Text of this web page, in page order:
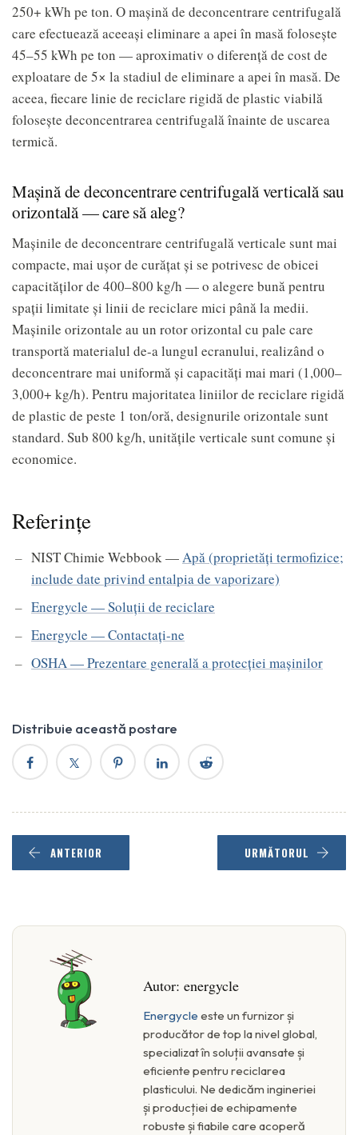
250+ kWh pe ton. O mașină de deconcentrare centrifugală
care efectuează aceeași eliminare a apei în masă folosește
45–55 kWh pe ton — aproximativ o diferență de cost de
exploatare de 5× la stadiul de eliminare a apei în masă. De
aceea, fiecare linie de reciclare rigidă de plastic viabilă
folosește deconcentrarea centrifugală înainte de uscarea
termică.
Mașină de deconcentrare centrifugală verticală sau
orizontală — care să aleg?
Mașinile de deconcentrare centrifugală verticale sunt mai
compacte, mai ușor de curățat și se potrivesc de obicei
capacităților de 400–800 kg/h — o alegere bună pentru
spații limitate și linii de reciclare mici până la medii.
Mașinile orizontale au un rotor orizontal cu pale care
transportă materialul de-a lungul ecranului, realizând o
deconcentrare mai uniformă și capacități mai mari (1,000–
3,000+ kg/h). Pentru majoritatea liniilor de reciclare rigidă
de plastic de peste 1 ton/oră, designurile orizontale sunt
standard. Sub 800 kg/h, unitățile verticale sunt comune și
economice.
Referințe
NIST Chimie Webbook — Apă (proprietăți termofizice;
include date privind entalpia de vaporizare)
Energycle — Soluții de reciclare
Energycle — Contactați-ne
OSHA — Prezentare generală a protecției mașinilor
Distribuie această postare
ANTERIOR URMĂTORUL
Autor: energycle
Energycle este un furnizor și
producător de top la nivel global,
specializat în soluții avansate și
eficiente pentru reciclarea
plasticului. Ne dedicăm ingineriei
și producției de echipamente
robuste și fiabile care acoperă